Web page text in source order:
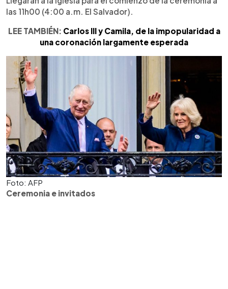
las 11h00 (4:00 a.m. El Salvador).
LEE TAMBIÉN: Carlos III y Camila, de la impopularidad a
una coronación largamente esperada
Foto: AFP
Ceremonia e invitados